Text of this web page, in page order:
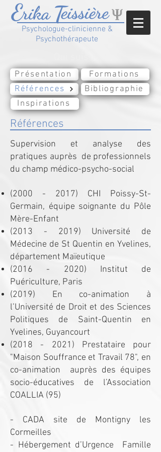
Psychologue-clinicienne &
Psychothérapeute
Présentation
Formations
Références
Bibliographie
Inspirations
Références
Supervision et analyse des
pratiques auprès de professionnels
du champ médico-psycho-social
(2000 - 2017) CHI Poissy-St-
Germain, équipe soignante du Pôle
Mère-Enfant
(2013 - 2019) Université de
Médecine de St Quentin en Yvelines,
département Maïeutique
(2016 - 2020) Institut de
Puériculture, Paris
(2019) En co-animation à
l’Université de Droit et des Sciences
Politiques de Saint-Quentin en
Yvelines, Guyancourt
(2018 - 2021) Prestataire pour
"Maison Souffrance et Travail 78", en
co-animation auprès des équipes
socio-éducatives de l’Association
COALLIA (95)
- CADA site de Montigny les
Cormeilles
- Hébergement d’Urgence Famille